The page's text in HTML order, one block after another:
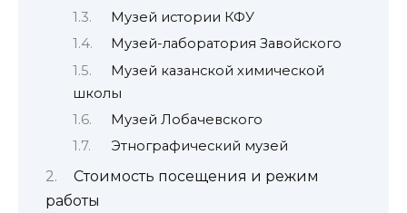
Музей истории КФУ
Музей-лаборатория Завойского
Музей казанской химической
школы
Музей Лобачевского
Этнографический музей
Стоимость посещения и режим
работы